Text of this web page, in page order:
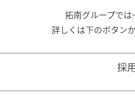
拓南グループでは
詳しくは下のボタン
採